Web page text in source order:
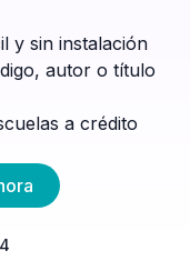
y sin instalación
autor o título
a crédito